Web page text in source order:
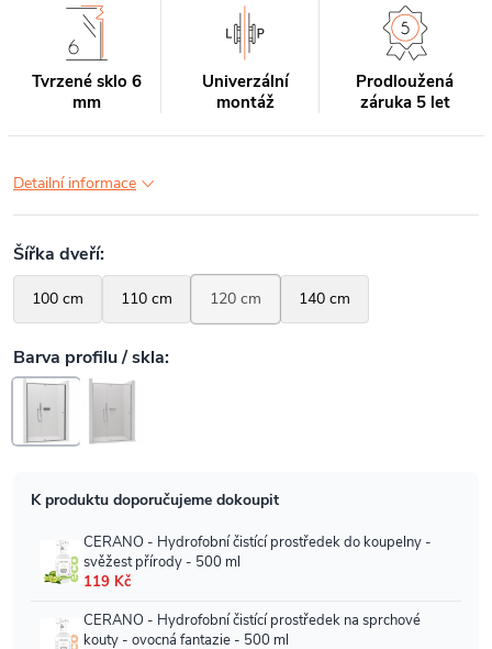
Tvrzené sklo 6
mm
Univerzální
montáž
Prodloužená
záruka 5 let
Detailní informace